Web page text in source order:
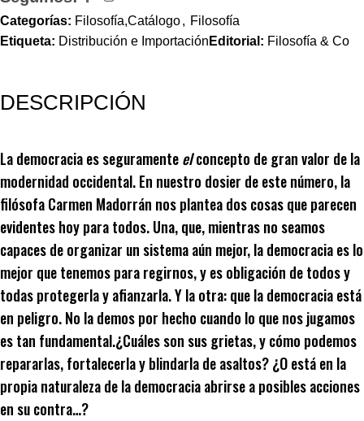
Categorías: Filosofía,Catálogo, Filosofía
Etiqueta: Distribución e Importación Editorial: Filosofía & Co
DESCRIPCIÓN
La democracia es seguramenteelconcepto de gran valor de la
modernidad occidental. En nuestro dosier de este número, la
filósofa Carmen Madorrán nos plantea dos cosas que parecen
evidentes hoy para todos. Una, que, mientras no seamos
capaces de organizar un sistema aún mejor, la democracia es lo
mejor que tenemos para regirnos, y es obligación de todos y
todas protegerla y afianzarla. Y la otra: que la democracia está
en peligro. No la demos por hecho cuando lo que nos jugamos
es tan fundamental.¿Cuáles son sus grietas, y cómo podemos
repararlas, fortalecerla y blindarla de asaltos? ¿O está en la
propia naturaleza de la democracia abrirse a posibles acciones
en su contra…?